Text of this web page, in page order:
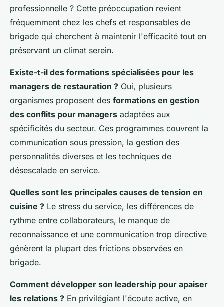
professionnelle ? Cette préoccupation revient
fréquemment chez les chefs et responsables de
brigade qui cherchent à maintenir l'efficacité tout en
préservant un climat serein.
Existe-t-il des formations spécialisées pour les
managers de restauration ? Oui, plusieurs
organismes proposent des formations en gestion
des conflits pour managers adaptées aux
spécificités du secteur. Ces programmes couvrent la
communication sous pression, la gestion des
personnalités diverses et les techniques de
désescalade en service.
Quelles sont les principales causes de tension en
cuisine ? Le stress du service, les différences de
rythme entre collaborateurs, le manque de
reconnaissance et une communication trop directive
génèrent la plupart des frictions observées en
brigade.
Comment développer son leadership pour apaiser
les relations ? En privilégiant l'écoute active, en